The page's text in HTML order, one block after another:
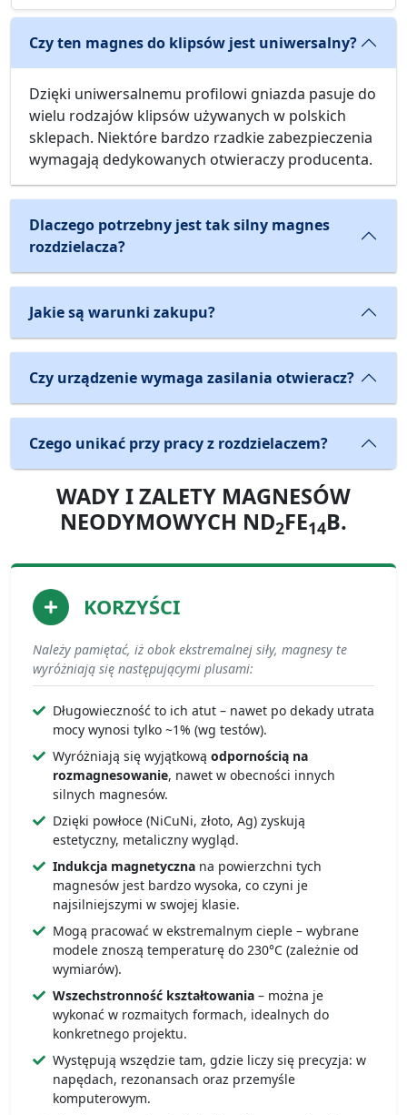
Czy ten magnes do klipsów jest uniwersalny?
Dzięki uniwersalnemu profilowi gniazda pasuje do
wielu rodzajów klipsów używanych w polskich
sklepach. Niektóre bardzo rzadkie zabezpieczenia
wymagają dedykowanych otwieraczy producenta.
Dlaczego potrzebny jest tak silny magnes
rozdzielacza?
Jakie są warunki zakupu?
Czy urządzenie wymaga zasilania otwieracz?
Czego unikać przy pracy z rozdzielaczem?
WADY I ZALETY MAGNESÓW
NEODYMOWYCH ND2FE14B.
KORZYŚCI
Należy pamiętać, iż obok ekstremalnej siły, magnesy te
wyróżniają się następującymi plusami:
Długowieczność to ich atut – nawet po dekady utrata
mocy wynosi tylko ~1% (wg testów).
Wyróżniają się wyjątkową odpornością na
rozmagnesowanie, nawet w obecności innych
silnych magnesów.
Dzięki powłoce (NiCuNi, złoto, Ag) zyskują
estetyczny, metaliczny wygląd.
Indukcja magnetyczna na powierzchni tych
magnesów jest bardzo wysoka, co czyni je
najsilniejszymi w swojej klasie.
Mogą pracować w ekstremalnym cieple – wybrane
modele znoszą temperaturę do 230°C (zależnie od
wymiarów).
Wszechstronność kształtowania – można je
wykonać w rozmaitych formach, idealnych do
konkretnego projektu.
Występują wszędzie tam, gdzie liczy się precyzja: w
napędach, rezonansach oraz przemyśle
komputerowym.